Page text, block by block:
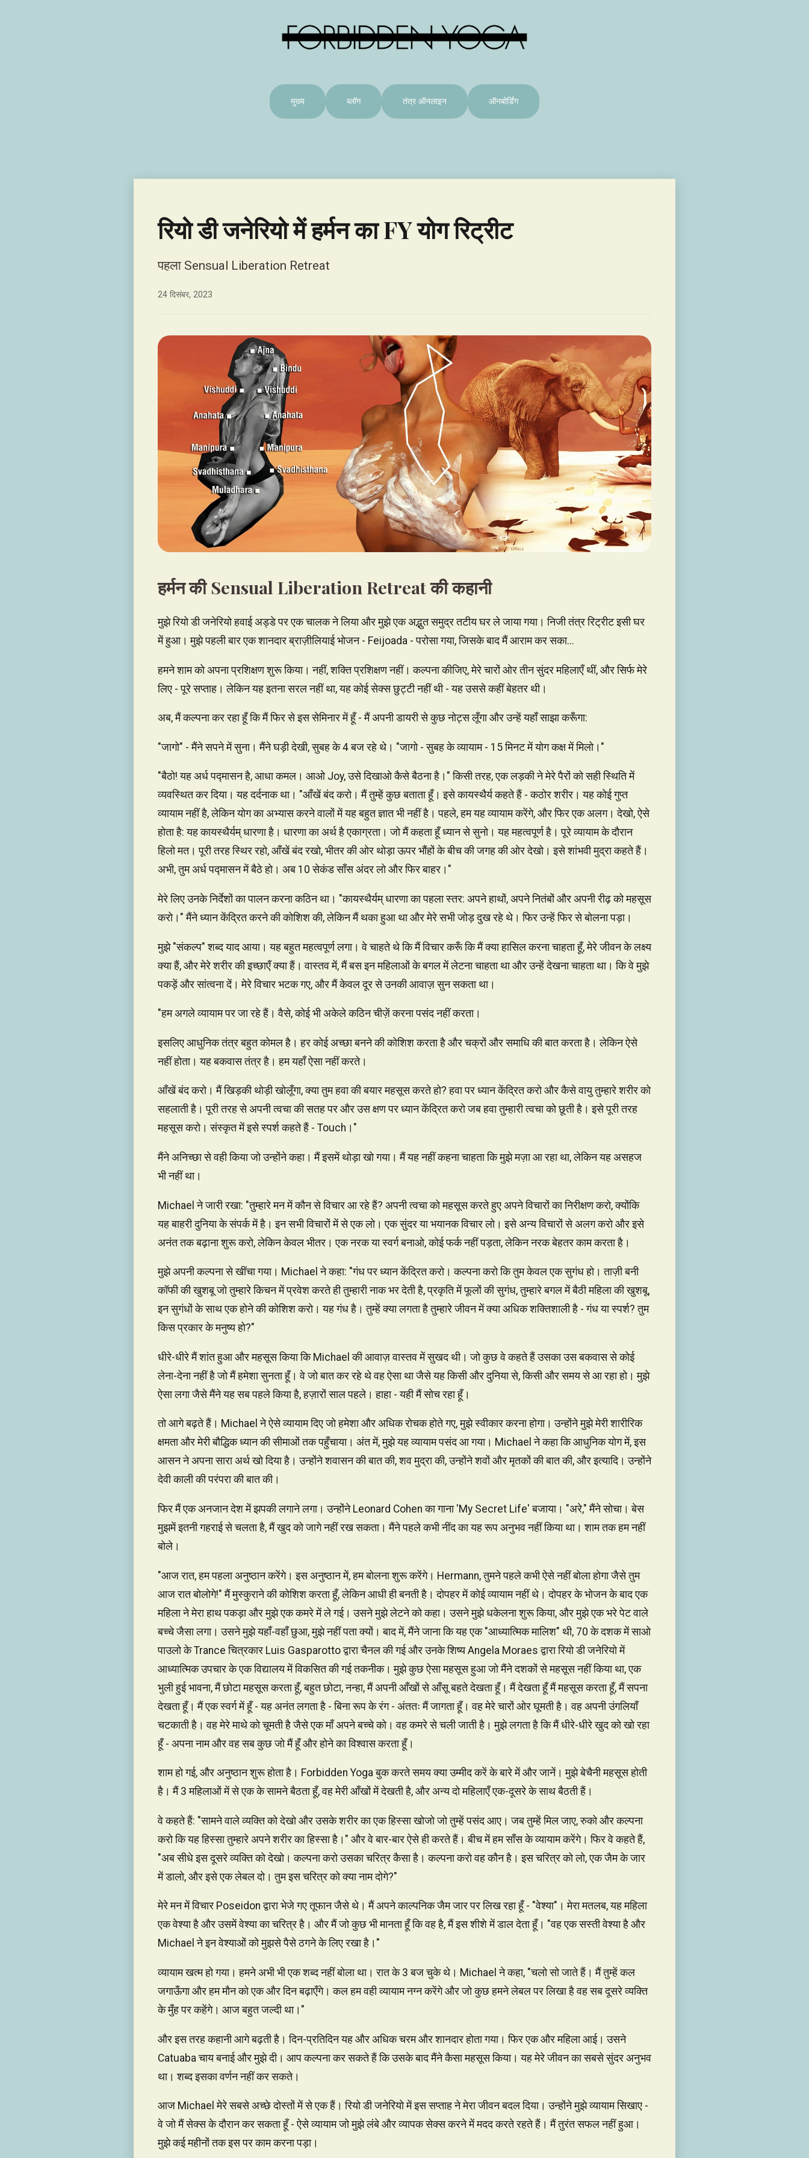
मुख्य ब्लॉग तंत्र ऑनलाइन ऑनबोर्डिंग
रियो डी जनेरियो में हर्मन का FY योग रिट्रीट
पहला Sensual Liberation Retreat
24 दिसंबर, 2023
हर्मन की Sensual Liberation Retreat की कहानी
मुझे रियो डी जनेरियो हवाई अड्डे पर एक चालक ने लिया और मुझे एक अद्भुत समुद्र तटीय घर ले जाया गया। निजी तंत्र रिट्रीट इसी घर
में हुआ। मुझे पहली बार एक शानदार ब्राज़ीलियाई भोजन - Feijoada - परोसा गया, जिसके बाद मैं आराम कर सका...
हमने शाम को अपना प्रशिक्षण शुरू किया। नहीं, शक्ति प्रशिक्षण नहीं। कल्पना कीजिए, मेरे चारों ओर तीन सुंदर महिलाएँ थीं, और सिर्फ मेरे
लिए - पूरे सप्ताह। लेकिन यह इतना सरल नहीं था, यह कोई सेक्स छुट्टी नहीं थी - यह उससे कहीं बेहतर थी।
अब, मैं कल्पना कर रहा हूँ कि मैं फिर से इस सेमिनार में हूँ - मैं अपनी डायरी से कुछ नोट्स लूँगा और उन्हें यहाँ साझा करूँगा:
"जागो" - मैंने सपने में सुना। मैंने घड़ी देखी, सुबह के 4 बज रहे थे। "जागो - सुबह के व्यायाम - 15 मिनट में योग कक्ष में मिलो।"
"बैठो! यह अर्ध पद्मासन है, आधा कमल। आओ Joy, उसे दिखाओ कैसे बैठना है।" किसी तरह, एक लड़की ने मेरे पैरों को सही स्थिति में
व्यवस्थित कर दिया। यह दर्दनाक था। "आँखें बंद करो। मैं तुम्हें कुछ बताता हूँ। इसे कायस्थैर्य कहते हैं - कठोर शरीर। यह कोई गुप्त
व्यायाम नहीं है, लेकिन योग का अभ्यास करने वालों में यह बहुत ज्ञात भी नहीं है। पहले, हम यह व्यायाम करेंगे, और फिर एक अलग। देखो, ऐसे
होता है: यह कायस्थैर्यम् धारणा है। धारणा का अर्थ है एकाग्रता। जो मैं कहता हूँ ध्यान से सुनो। यह महत्वपूर्ण है। पूरे व्यायाम के दौरान
हिलो मत। पूरी तरह स्थिर रहो, आँखें बंद रखो, भीतर की ओर थोड़ा ऊपर भौंहों के बीच की जगह की ओर देखो। इसे शांभवी मुद्रा कहते हैं।
अभी, तुम अर्ध पद्मासन में बैठे हो। अब 10 सेकंड साँस अंदर लो और फिर बाहर।"
मेरे लिए उनके निर्देशों का पालन करना कठिन था। "कायस्थैर्यम् धारणा का पहला स्तर: अपने हाथों, अपने नितंबों और अपनी रीढ़ को महसूस
करो।" मैंने ध्यान केंद्रित करने की कोशिश की, लेकिन मैं थका हुआ था और मेरे सभी जोड़ दुख रहे थे। फिर उन्हें फिर से बोलना पड़ा।
मुझे "संकल्प" शब्द याद आया। यह बहुत महत्वपूर्ण लगा। वे चाहते थे कि मैं विचार करूँ कि मैं क्या हासिल करना चाहता हूँ, मेरे जीवन के लक्ष्य
क्या हैं, और मेरे शरीर की इच्छाएँ क्या हैं। वास्तव में, मैं बस इन महिलाओं के बगल में लेटना चाहता था और उन्हें देखना चाहता था। कि वे मुझे
पकड़ें और सांत्वना दें। मेरे विचार भटक गए, और मैं केवल दूर से उनकी आवाज़ सुन सकता था।
"हम अगले व्यायाम पर जा रहे हैं। वैसे, कोई भी अकेले कठिन चीज़ें करना पसंद नहीं करता।
इसलिए आधुनिक तंत्र बहुत कोमल है। हर कोई अच्छा बनने की कोशिश करता है और चक्रों और समाधि की बात करता है। लेकिन ऐसे
नहीं होता। यह बकवास तंत्र है। हम यहाँ ऐसा नहीं करते।
आँखें बंद करो। मैं खिड़की थोड़ी खोलूँगा, क्या तुम हवा की बयार महसूस करते हो? हवा पर ध्यान केंद्रित करो और कैसे वायु तुम्हारे शरीर को
सहलाती है। पूरी तरह से अपनी त्वचा की सतह पर और उस क्षण पर ध्यान केंद्रित करो जब हवा तुम्हारी त्वचा को छूती है। इसे पूरी तरह
महसूस करो। संस्कृत में इसे स्पर्श कहते हैं - Touch।"
मैंने अनिच्छा से वही किया जो उन्होंने कहा। मैं इसमें थोड़ा खो गया। मैं यह नहीं कहना चाहता कि मुझे मज़ा आ रहा था, लेकिन यह असहज
भी नहीं था।
Michael ने जारी रखा: "तुम्हारे मन में कौन से विचार आ रहे हैं? अपनी त्वचा को महसूस करते हुए अपने विचारों का निरीक्षण करो, क्योंकि
यह बाहरी दुनिया के संपर्क में है। इन सभी विचारों में से एक लो। एक सुंदर या भयानक विचार लो। इसे अन्य विचारों से अलग करो और इसे
अनंत तक बढ़ाना शुरू करो, लेकिन केवल भीतर। एक नरक या स्वर्ग बनाओ, कोई फर्क नहीं पड़ता, लेकिन नरक बेहतर काम करता है।
मुझे अपनी कल्पना से खींचा गया। Michael ने कहा: "गंध पर ध्यान केंद्रित करो। कल्पना करो कि तुम केवल एक सुगंध हो। ताज़ी बनी
कॉफी की खुशबू जो तुम्हारे किचन में प्रवेश करते ही तुम्हारी नाक भर देती है, प्रकृति में फूलों की सुगंध, तुम्हारे बगल में बैठी महिला की खुशबू,
इन सुगंधों के साथ एक होने की कोशिश करो। यह गंध है। तुम्हें क्या लगता है तुम्हारे जीवन में क्या अधिक शक्तिशाली है - गंध या स्पर्श? तुम
किस प्रकार के मनुष्य हो?"
धीरे-धीरे मैं शांत हुआ और महसूस किया कि Michael की आवाज़ वास्तव में सुखद थी। जो कुछ वे कहते हैं उसका उस बकवास से कोई
लेना-देना नहीं है जो मैं हमेशा सुनता हूँ। वे जो बात कर रहे थे वह ऐसा था जैसे यह किसी और दुनिया से, किसी और समय से आ रहा हो। मुझे
ऐसा लगा जैसे मैंने यह सब पहले किया है, हज़ारों साल पहले। हाहा - यही मैं सोच रहा हूँ।
तो आगे बढ़ते हैं। Michael ने ऐसे व्यायाम दिए जो हमेशा और अधिक रोचक होते गए, मुझे स्वीकार करना होगा। उन्होंने मुझे मेरी शारीरिक
क्षमता और मेरी बौद्धिक ध्यान की सीमाओं तक पहुँचाया। अंत में, मुझे यह व्यायाम पसंद आ गया। Michael ने कहा कि आधुनिक योग में, इस
आसन ने अपना सारा अर्थ खो दिया है। उन्होंने शवासन की बात की, शव मुद्रा की, उन्होंने शवों और मृतकों की बात की, और इत्यादि। उन्होंने
देवी काली की परंपरा की बात की।
फिर मैं एक अनजान देश में झपकी लगाने लगा। उन्होंने Leonard Cohen का गाना 'My Secret Life' बजाया। "अरे," मैंने सोचा। बेस
मुझमें इतनी गहराई से चलता है, मैं खुद को जागे नहीं रख सकता। मैंने पहले कभी नींद का यह रूप अनुभव नहीं किया था। शाम तक हम नहीं
बोले।
"आज रात, हम पहला अनुष्ठान करेंगे। इस अनुष्ठान में, हम बोलना शुरू करेंगे। Hermann, तुमने पहले कभी ऐसे नहीं बोला होगा जैसे तुम
आज रात बोलोगे!" मैं मुस्कुराने की कोशिश करता हूँ, लेकिन आधी ही बनती है। दोपहर में कोई व्यायाम नहीं थे। दोपहर के भोजन के बाद एक
महिला ने मेरा हाथ पकड़ा और मुझे एक कमरे में ले गई। उसने मुझे लेटने को कहा। उसने मुझे धकेलना शुरू किया, और मुझे एक भरे पेट वाले
बच्चे जैसा लगा। उसने मुझे यहाँ-वहाँ छुआ, मुझे नहीं पता क्यों। बाद में, मैंने जाना कि यह एक "आध्यात्मिक मालिश" थी, 70 के दशक में साओ
पाउलो के Trance चित्रकार Luis Gasparotto द्वारा चैनल की गई और उनके शिष्य Angela Moraes द्वारा रियो डी जनेरियो में
आध्यात्मिक उपचार के एक विद्यालय में विकसित की गई तकनीक। मुझे कुछ ऐसा महसूस हुआ जो मैंने दशकों से महसूस नहीं किया था, एक
भुली हुई भावना, मैं छोटा महसूस करता हूँ, बहुत छोटा, नन्हा, मैं अपनी आँखों से आँसू बहते देखता हूँ। मैं देखता हूँ मैं महसूस करता हूँ, मैं सपना
देखता हूँ। मैं एक स्वर्ग में हूँ - यह अनंत लगता है - बिना रूप के रंग - अंततः मैं जागता हूँ। वह मेरे चारों ओर घूमती है। वह अपनी उंगलियाँ
चटकाती है। वह मेरे माथे को चूमती है जैसे एक माँ अपने बच्चे को। वह कमरे से चली जाती है। मुझे लगता है कि मैं धीरे-धीरे खुद को खो रहा
हूँ - अपना नाम और वह सब कुछ जो मैं हूँ और होने का विश्वास करता हूँ।
शाम हो गई, और अनुष्ठान शुरू होता है। Forbidden Yoga बुक करते समय क्या उम्मीद करें के बारे में और जानें। मुझे बेचैनी महसूस होती
है। मैं 3 महिलाओं में से एक के सामने बैठता हूँ, वह मेरी आँखों में देखती है, और अन्य दो महिलाएँ एक-दूसरे के साथ बैठती हैं।
वे कहते हैं: "सामने वाले व्यक्ति को देखो और उसके शरीर का एक हिस्सा खोजो जो तुम्हें पसंद आए। जब तुम्हें मिल जाए, रुको और कल्पना
करो कि यह हिस्सा तुम्हारे अपने शरीर का हिस्सा है।" और वे बार-बार ऐसे ही करते हैं। बीच में हम साँस के व्यायाम करेंगे। फिर वे कहते हैं,
"अब सीधे इस दूसरे व्यक्ति को देखो। कल्पना करो उसका चरित्र कैसा है। कल्पना करो वह कौन है। इस चरित्र को लो, एक जैम के जार
में डालो, और इसे एक लेबल दो। तुम इस चरित्र को क्या नाम दोगे?"
मेरे मन में विचार Poseidon द्वारा भेजे गए तूफान जैसे थे। मैं अपने काल्पनिक जैम जार पर लिख रहा हूँ - "वेश्या"। मेरा मतलब, यह महिला
एक वेश्या है और उसमें वेश्या का चरित्र है। और मैं जो कुछ भी मानता हूँ कि वह है, मैं इस शीशे में डाल देता हूँ। "वह एक सस्ती वेश्या है और
Michael ने इन वेश्याओं को मुझसे पैसे ठगने के लिए रखा है।"
व्यायाम खत्म हो गया। हमने अभी भी एक शब्द नहीं बोला था। रात के 3 बज चुके थे। Michael ने कहा, "चलो सो जाते हैं। मैं तुम्हें कल
जगाऊँगा और हम मौन को एक और दिन बढ़ाएँगे। कल हम वही व्यायाम नग्न करेंगे और जो कुछ हमने लेबल पर लिखा है वह सब दूसरे व्यक्ति
के मुँह पर कहेंगे। आज बहुत जल्दी था।"
और इस तरह कहानी आगे बढ़ती है। दिन-प्रतिदिन यह और अधिक चरम और शानदार होता गया। फिर एक और महिला आई। उसने
Catuaba चाय बनाई और मुझे दी। आप कल्पना कर सकते हैं कि उसके बाद मैंने कैसा महसूस किया। यह मेरे जीवन का सबसे सुंदर अनुभव
था। शब्द इसका वर्णन नहीं कर सकते।
आज Michael मेरे सबसे अच्छे दोस्तों में से एक हैं। रियो डी जनेरियो में इस सप्ताह ने मेरा जीवन बदल दिया। उन्होंने मुझे व्यायाम सिखाए -
वे जो मैं सेक्स के दौरान कर सकता हूँ - ऐसे व्यायाम जो मुझे लंबे और व्यापक सेक्स करने में मदद करते रहते हैं। मैं तुरंत सफल नहीं हुआ।
मुझे कई महीनों तक इस पर काम करना पड़ा।